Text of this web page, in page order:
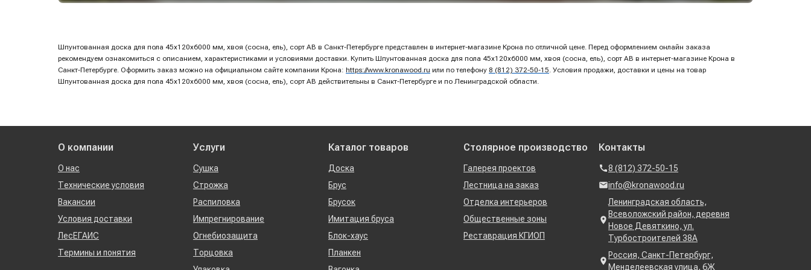
Шпунтованная доска для пола 45х120х6000 мм, хвоя (сосна, ель), сорт AB в Санкт-Петербурге представлен в интернет-магазине Крона по отличной цене. Перед оформлением онлайн заказа
рекомендуем ознакомиться с описанием, характеристиками и условиями доставки. Купить Шпунтованная доска для пола 45х120х6000 мм, хвоя (сосна, ель), сорт AB в интернет-магазине Крона в
Санкт-Петербурге. Оформить заказ можно на официальном сайте компании Крона: https://www.kronawood.ru или по телефону 8 (812) 372-50-15 . Условия продажи, доставки и цены на товар
Шпунтованная доска для пола 45х120х6000 мм, хвоя (сосна, ель), сорт AB действительны в Санкт-Петербурге и по Ленинградской области.
О компании
О нас
Технические условия
Вакансии
Условия доставки
ЛесЕГАИС
Термины и понятия
Услуги
Сушка
Строжка
Распиловка
Импрегнирование
Огнебиозащита
Торцовка
Каталог товаров
Доска
Брус
Брусок
Имитация бруса
Блок-хаус
Планкен
Столярное производство
Галерея проектов
Лестница на заказ
Отделка интерьеров
Общественные зоны
Реставрация КГИОП
Контакты
8 (812) 372-50-15
info@kronawood.ru
Ленинградская область,
Всеволожский район, деревня
Новое Девяткино, ул.
Турбостроителей 38А
Россия, Санкт-Петербург,
Менделеевская улица, 6Ж